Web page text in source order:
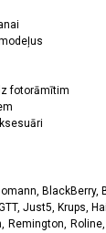
fotorāmītim
Just5, Krups,